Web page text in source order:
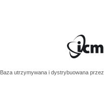
Baza utrzymywana i dystrybuowana przez